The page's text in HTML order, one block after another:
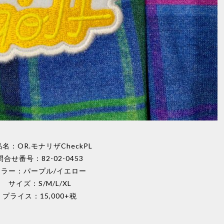
名：OR.モナリザCheckPL
合せ番号：82-02-0453
ー：パープル/イエロー
サイズ：S/M/L/XL
プライス：15,000+税